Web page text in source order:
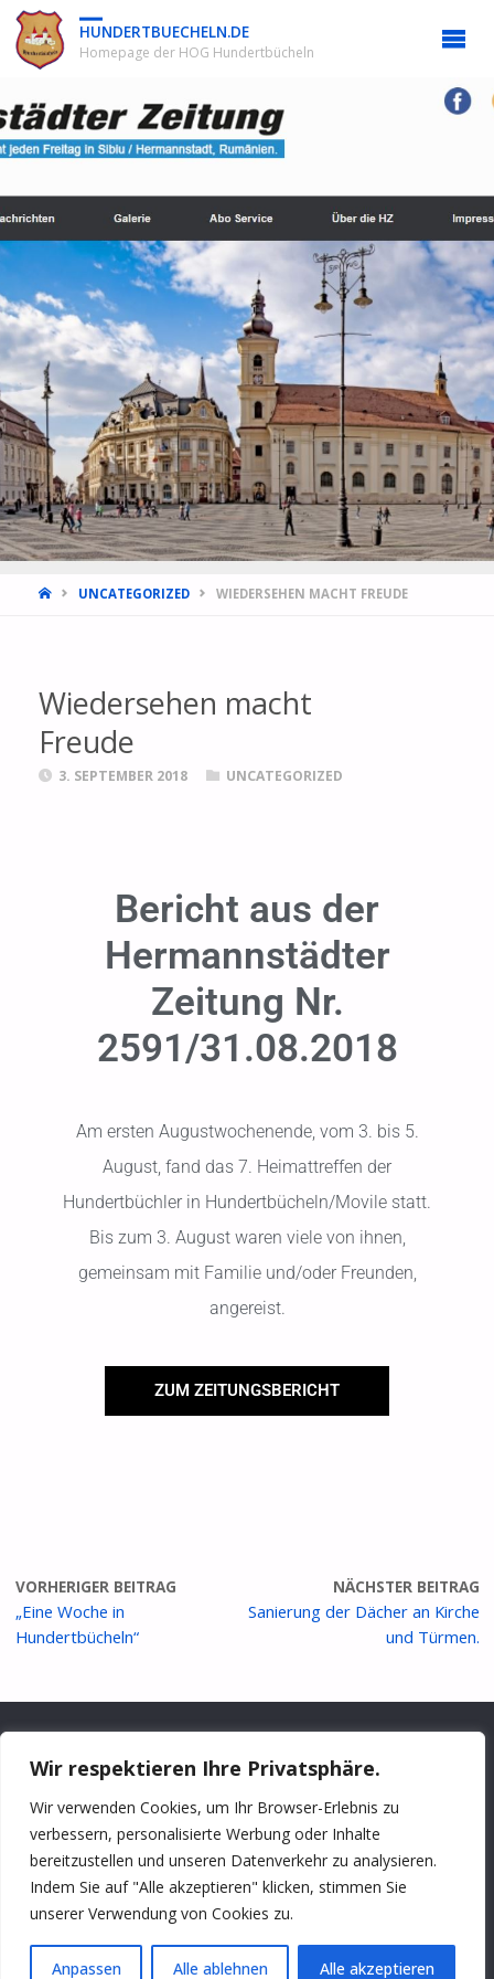
Wir respektieren Ihre Privatsphäre.
Wir verwenden Cookies, um Ihr Browser-Erlebnis zu
verbessern, personalisierte Werbung oder Inhalte
bereitzustellen und unseren Datenverkehr zu analysieren.
Indem Sie auf "Alle akzeptieren" klicken, stimmen Sie
unserer Verwendung von Cookies zu.
Anpassen Alle ablehnen Alle akzeptieren
HUNDERTBUECHELN.DE
Homepage der HOG Hundertbücheln
UNCATEGORIZED WIEDERSEHEN MACHT FREUDE
Wiedersehen macht
Freude
3. SEPTEMBER 2018 UNCATEGORIZED
Bericht aus der
Hermannstädter
Zeitung Nr.
2591/31.08.2018
Am ersten Augustwochenende, vom 3. bis 5.
August, fand das 7. Heimattreffen der
Hundertbüchler in Hundertbücheln/Movile statt.
Bis zum 3. August waren viele von ihnen,
gemeinsam mit Familie und/oder Freunden,
angereist.
ZUM ZEITUNGSBERICHT
VORHERIGER BEITRAG
„Eine Woche in
Hundertbücheln“
NÄCHSTER BEITRAG
Sanierung der Dächer an Kirche
und Türmen.
DATENSCHUTZERKLÄRUNG IMPRESSUM
© 2026 | https://hundertbuecheln.de
PRÄSENTIERT VONSEPTERA&